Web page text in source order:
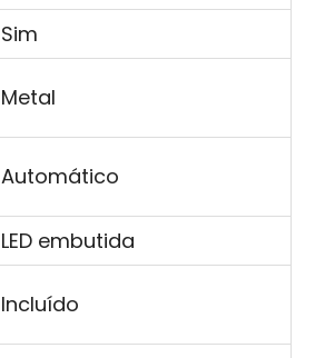
Sim
Metal
Automático
LED embutida
Incluído